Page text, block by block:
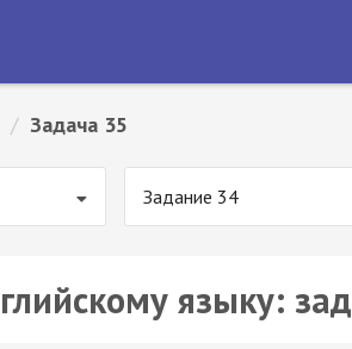
/ Задача 35
Задание 34
языку: